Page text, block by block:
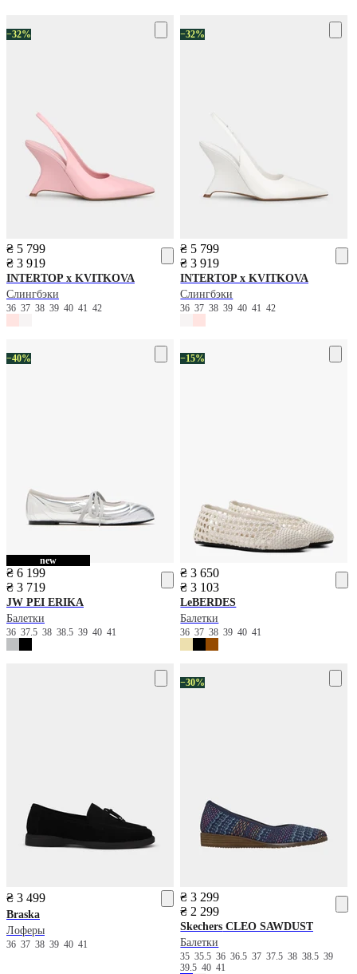
−32%
₴ 5 799
₴ 3 919
INTERTOP x KVITKOVA
Слингбэки
36 37 38 39 40 41 42
−32%
₴ 5 799
₴ 3 919
INTERTOP x KVITKOVA
Слингбэки
36373839404142
−40%
new
₴ 6 199
₴ 3 719
JW PEI ERIKA
Балетки
36 37.5 38 38.5 39 40 41
−15%
₴ 3 650
₴ 3 103
LeBERDES
Балетки
363738394041
₴ 3 499
Braska
Лоферы
36 37 38 39 40 41
−30%
₴ 3 299
₴ 2 299
Skechers CLEO SAWDUST
Балетки
3535.53636.53737.53838.539
39.54041